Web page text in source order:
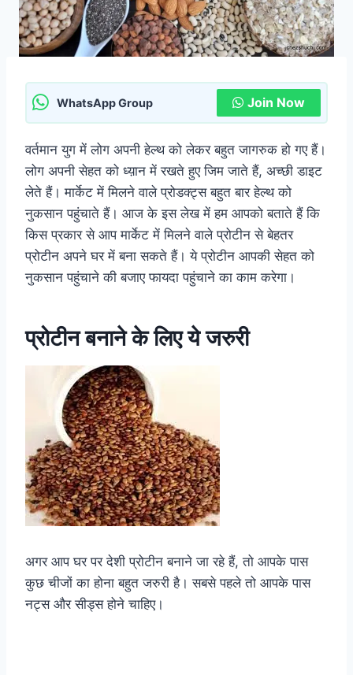
WhatsApp Group Join Now
वर्तमान युग में लोग अपनी हेल्थ को लेकर बहुत जागरुक हो गए हैं।
लोग अपनी सेहत को ध्य़ान में रखते हुए जिम जाते हैं, अच्छी डाइट
लेते हैं। मार्केट में मिलने वाले प्रोडक्ट्स बहुत बार हेल्थ को
नुकसान पहुंचाते हैं। आज के इस लेख में हम आपको बताते हैं कि
किस प्रकार से आप मार्केट में मिलने वाले प्रोटीन से बेहतर
प्रोटीन अपने घर में बना सकते हैं। ये प्रोटीन आपकी सेहत को
नुकसान पहुंचाने की बजाए फायदा पहुंचाने का काम करेगा।
प्रोटीन बनाने के लिए ये जरुरी
अगर आप घर पर देशी प्रोटीन बनाने जा रहे हैं, तो आपके पास
कुछ चीजों का होना बहुत जरुरी है। सबसे पहले तो आपके पास
नट्स और सीड्स होने चाहिए।